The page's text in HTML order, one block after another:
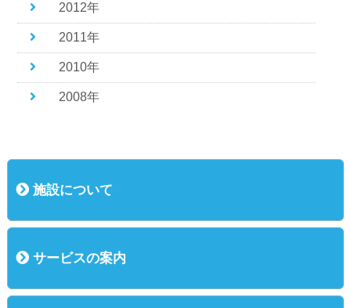
2012年
2011年
2010年
2008年
施設について
サービスの案内